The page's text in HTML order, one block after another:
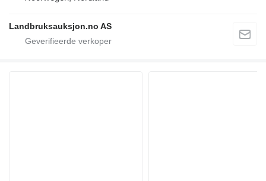
Landbruksauksjon.no AS